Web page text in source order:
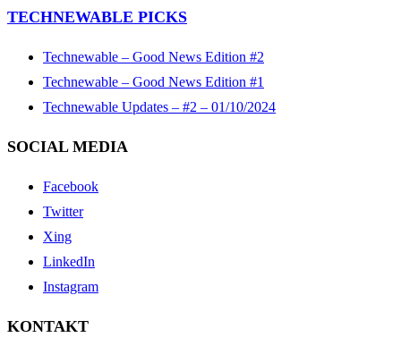
TECHNEWABLE PICKS
Technewable – Good News Edition #2
Technewable – Good News Edition #1
Technewable Updates – #2 – 01/10/2024
SOCIAL MEDIA
Facebook
Twitter
Xing
LinkedIn
Instagram
KONTAKT